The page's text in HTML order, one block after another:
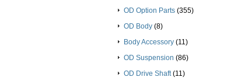
OD Option Parts (355)
OD Body (8)
Body Accessory (11)
OD Suspension (86)
OD Drive Shaft (11)